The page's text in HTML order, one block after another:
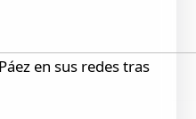
en sus redes tras